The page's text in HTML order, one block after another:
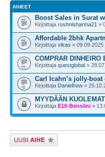
AIHEET
Boost Sales in Surat
Kirjoittaja roshnisharma21 »
Affordable 2bhk
Kirjoittaja vikas » 09.09.2025
COMPRAR DINHEIRO
Kirjoittaja questglobal »
Carl Icahn’s jolly-
Kirjoittaja Danielhow »
MYYDÄÄN
Kirjoittaja E10-Bensiini »
Lähetä uusi viesti